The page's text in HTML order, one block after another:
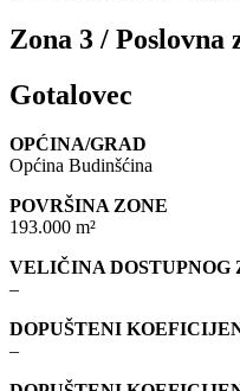
Zona 3 / Poslovna
Gotalovec
OPĆINA/GRAD
Općina Budinšćina
POVRŠINA ZONE
193.000 m²
VELIČINA DOSTUPNOG
–
DOPUŠTENI
–